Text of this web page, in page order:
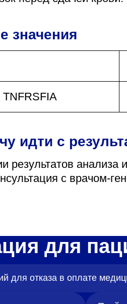
значения
TNFRSFIA
идти с
результатов анализа
с врачом-
для
для отказа в оплате